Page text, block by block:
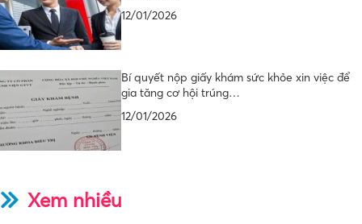
12/01/2026
Bí quyết nộp giấy khám sức khỏe xin việc để
gia tăng cơ hội trúng…
12/01/2026
Xem nhiều